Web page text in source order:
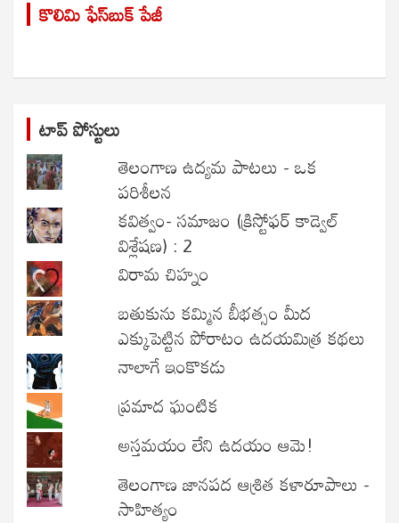
c కొలిమి ఫేస్‌బుక్ పేజీ
టాప్ పోస్టులు
తెలంగాణ ఉద్యమ పాటలు - ఒక
పరిశీలన
కవిత్వం- సమాజం (క్రిస్టోఫర్ కాడ్వెల్
విశ్లేషణ) : 2
విరామ చిహ్నం
బతుకును కమ్మిన బీభత్సం మీద
ఎక్కుపెట్టిన పోరాటం ఉదయమిత్ర కథలు
నాలాగే ఇంకొకడు
ప్రమాద ఘంటిక
అస్తమయం లేని ఉదయం ఆమె!
తెలంగాణ జానపద ఆశ్రిత కళారూపాలు -
సాహిత్యం